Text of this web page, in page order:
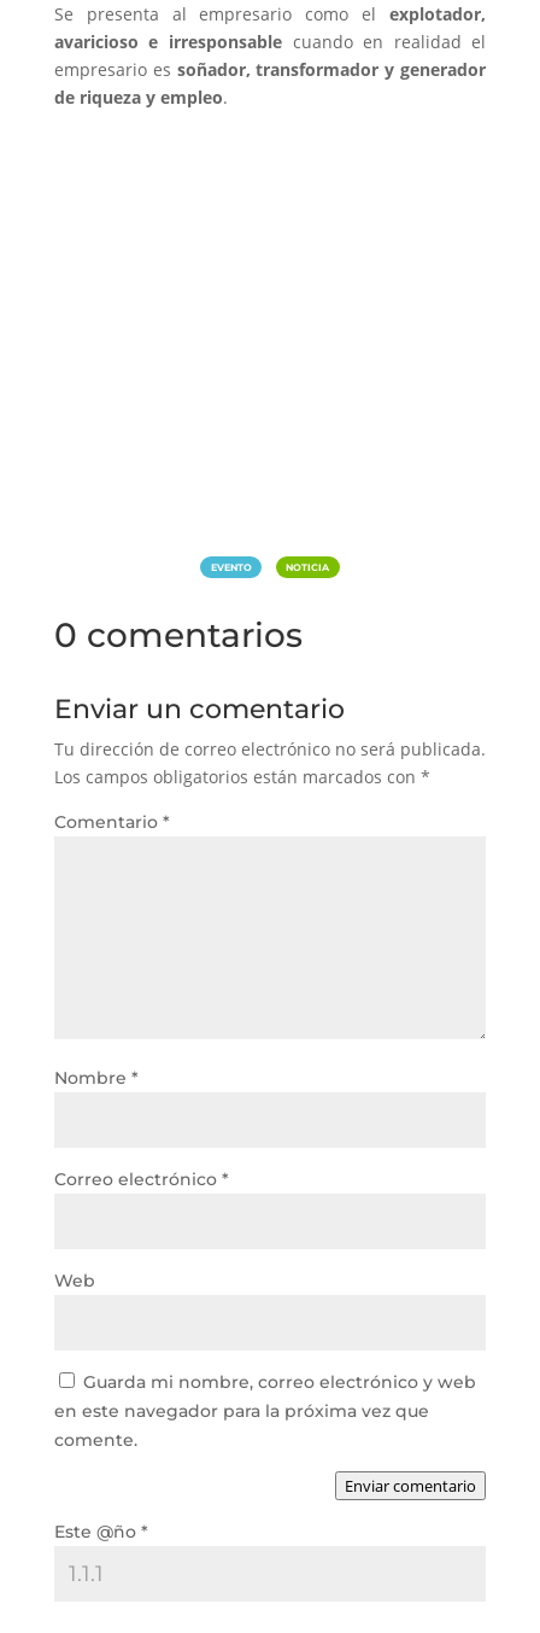
Se presenta al empresario como elexplotador,
avaricioso e irresponsablecuando en realidad el
empresario es soñador, transformador y generador
de riqueza y empleo.
EVENTO | NOTICIA
0 comentarios
Enviar un comentario
Tu dirección de correo electrónico no será publicada.
Los campos obligatorios están marcados con *
Comentario *
Nombre *
Correo electrónico *
Web
Guarda mi nombre, correo electrónico y web
en este navegador para la próxima vez que
comente.
Enviar comentario
Este @ño *